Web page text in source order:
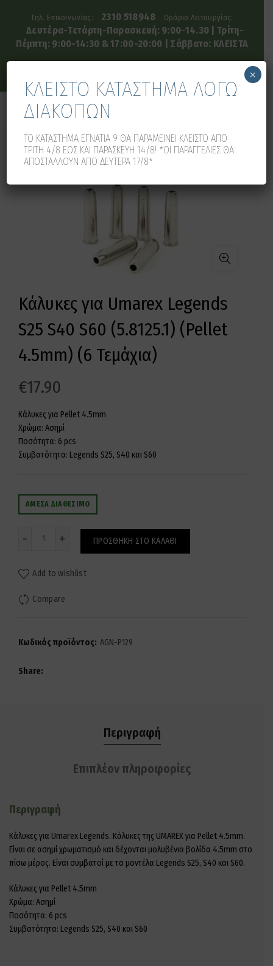
Τηλ. Επικοινωνίας: 2310 518948 Ωράριο Λειτουργίας:
Δευτέρα-Τετάρτη-Παρασκευή: 9:00-14.30 | Τρίτη-
Πέμπτη: 9:00-14:30 & 17:00-20:00 | Σάββατο: ΚΛΕΙΣΤΑ
Κάλυκες για Umarex Legends
S25 S40 S60 (5.8125.1) (Pellet
4.5mm) (6 Τεμάχια)
€17.90
Κάλυκες για Pellet 4.5mm
Χρώμα: Ασημί
Ποσότητα: 6 pcs
Συμβατότητα: Legends S25, S40 και S60
ΆΜΕΣΑ ΔΙΑΘΈΣΙΜΟ
ΠΡΟΣΘΉΚΗ ΣΤΟ ΚΑΛΆΘΙ
Add to wishlist
Compare
Κωδικός προϊόντος: AGN-P129
Share
Περιγραφή
Επιπλέον πληροφορίες
Περιγραφή
Κάλυκες για Umarex Legends. Κάλυκες της UMAREX για Pellet 4.5mm.
Είναι σε ασημί χρωματισμό και δέχονται μολυβένια βολίδα 4.5mm στο
πίσω μέρος. Είναι συμβατοί με τα μοντέλα Legends S25, S40 και S60.
Κάλυκες για Pellet 4.5mm
Χρώμα: Ασημί
Ποσότητα: 6 pcs
Συμβατότητα: Legends S25, S40 και S60
ΚΛΕΙΣΤΟ ΚΑΤΑΣΤΗΜΑ ΛΟΓΩ
ΔΙΑΚΟΠΩΝ
ΤΟ ΚΑΤΑΣΤΗΜΑ ΕΓΝΑΤΙΑ 9 ΘΑ ΠΑΡΑΜΕΙΝΕΙ ΚΛΕΙΣΤΟ ΑΠΟ
ΤΡΙΤΗ 4/8 ΕΩΣ ΚΑΙ ΠΑΡΑΣΚΕΥΗ 14/8! *ΟΙ ΠΑΡΑΓΓΕΛΙΕΣ ΘΑ
ΑΠΟΣΤΑΛΛΟΥΝ ΑΠΟ ΔΕΥΤΕΡΑ 17/8*
×